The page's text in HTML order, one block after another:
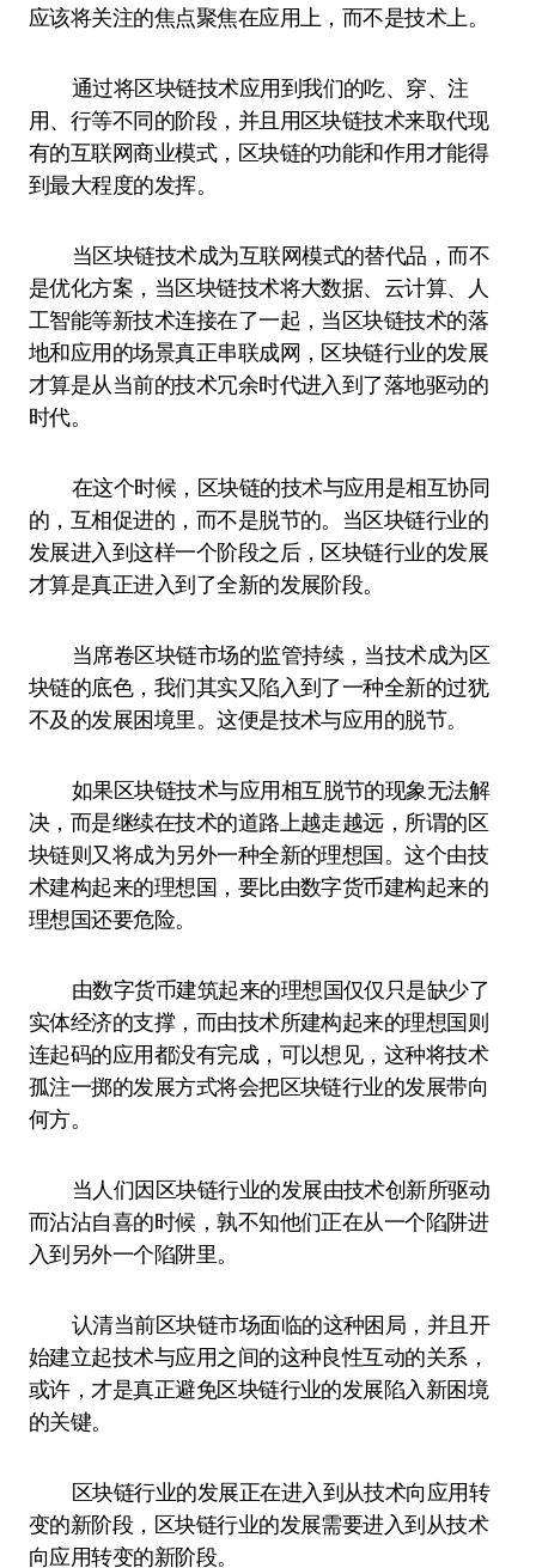
应该将关注的焦点聚焦在应用上，而不是技术上。
通过将区块链技术应用到我们的吃、穿、注
用、行等不同的阶段，并且用区块链技术来取代现
有的互联网商业模式，区块链的功能和作用才能得
到最大程度的发挥。
当区块链技术成为互联网模式的替代品，而不
是优化方案，当区块链技术将大数据、云计算、人
工智能等新技术连接在了一起，当区块链技术的落
地和应用的场景真正串联成网，区块链行业的发展
才算是从当前的技术冗余时代进入到了落地驱动的
时代。
在这个时候，区块链的技术与应用是相互协同
的，互相促进的，而不是脱节的。当区块链行业的
发展进入到这样一个阶段之后，区块链行业的发展
才算是真正进入到了全新的发展阶段。
当席卷区块链市场的监管持续，当技术成为区
块链的底色，我们其实又陷入到了一种全新的过犹
不及的发展困境里。这便是技术与应用的脱节。
如果区块链技术与应用相互脱节的现象无法解
决，而是继续在技术的道路上越走越远，所谓的区
块链则又将成为另外一种全新的理想国。这个由技
术建构起来的理想国，要比由数字货币建构起来的
理想国还要危险。
由数字货币建筑起来的理想国仅仅只是缺少了
实体经济的支撑，而由技术所建构起来的理想国则
连起码的应用都没有完成，可以想见，这种将技术
孤注一掷的发展方式将会把区块链行业的发展带向
何方。
当人们因区块链行业的发展由技术创新所驱动
而沾沾自喜的时候，孰不知他们正在从一个陷阱进
入到另外一个陷阱里。
认清当前区块链市场面临的这种困局，并且开
始建立起技术与应用之间的这种良性互动的关系，
或许，才是真正避免区块链行业的发展陷入新困境
的关键。
区块链行业的发展正在进入到从技术向应用转
变的新阶段，区块链行业的发展需要进入到从技术
向应用转变的新阶段。